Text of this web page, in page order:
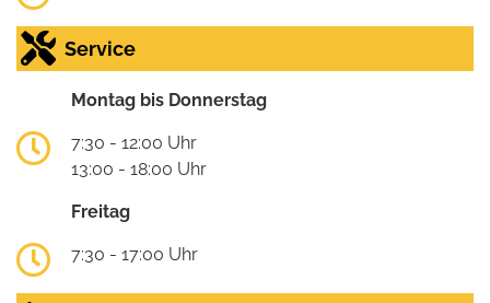
Service
Montag bis Donnerstag
7:30 - 12:00 Uhr
13:00 - 18:00 Uhr
Freitag
7:30 - 17:00 Uhr